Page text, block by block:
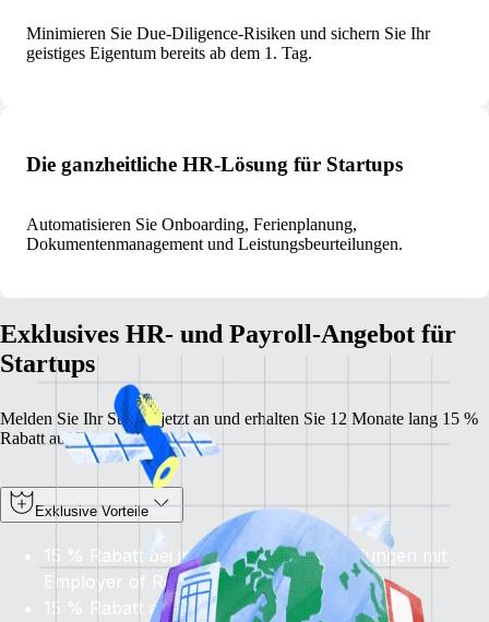
Minimieren Sie Due‑Diligence‑Risiken und sichern Sie Ihr
geistiges Eigentum bereits ab dem 1. Tag.
Die ganzheitliche HR‑Lösung für Startups
Automatisieren Sie Onboarding, Ferienplanung,
Dokumentenmanagement und Leistungsbeurteilungen.
Exklusives HR‑ und Payroll‑Angebot für
Startups
Melden Sie Ihr Startup jetzt an und erhalten Sie 12 Monate lang 15 %
Rabatt auf Remote.
Exklusive Vorteile
15 % Rabatt bei internationalen Einstellungen mit
Employer of Record
15 % Rabatt aufalleContractor Management